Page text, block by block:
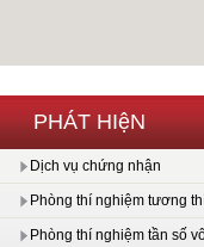
PHÁT HIệN
Dịch vụ chứng nhận
Phòng thí nghiệm tương
Phòng thí nghiệm tần số